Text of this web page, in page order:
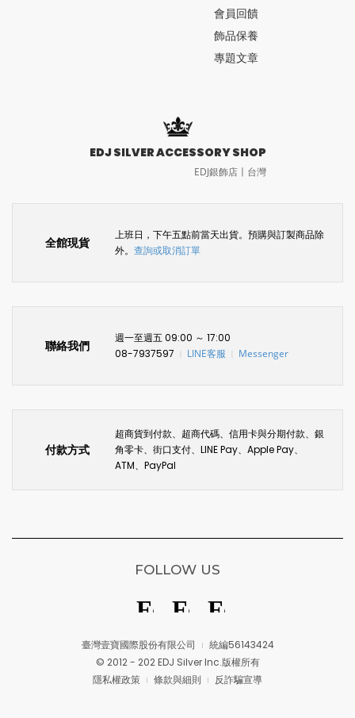
會員回饋
飾品保養
專題文章
EDJ SILVER ACCESSORY SHOP
EDJ銀飾店〡台灣
全館現貨
上班日，下午五點前當天出貨。預購與訂製商品除
外。 查詢或取消訂單
聯絡我們
週一至週五 09:00 ～ 17:00
08-7937597
LINE客服 Messenger
付款方式
超商貨到付款、超商代碼、信用卡與分期付款、銀
角零卡、街口支付、LINE Pay、Apple Pay、
ATM、PayPal
臺灣壹寶國際股份有限公司
統編56143424
© 2012 - 202 EDJ Silver Inc.版權所有
隱私權政策
條款與細則 反詐騙宣導
FOLLOW US